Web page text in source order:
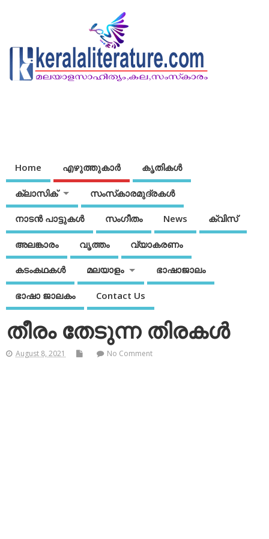
Home എഴുത്തുകാര്‍ കൃതികൾ
ക്ലാസിക് സംസ്‌കാരമുദ്രകള്‍
നാടന്‍ പാട്ടുകള്‍ സംഗീതം News ക്വിസ്
അലങ്കാരം വൃത്തം വ്യാകരണം
കടംകഥകള്‍ മലയാളം ഭാഷാജാലം
ഭാഷാ ജാലകം Contact Us
തീരം തേടുന്ന തിരകള്‍
August 8, 2021 No Comment